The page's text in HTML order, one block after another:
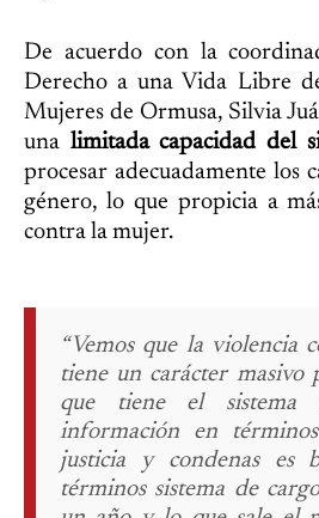
De acuerdo con la
Derecho a una Vida Libre
Mujeres de Ormusa, Silvia
una limitada capacidad del
procesar adecuadamente los
género, lo que propicia a
contra la mujer.
“Vemos que la violencia
tiene un carácter masivo
que tiene el sistema
información en
justicia y condenas es
términos sistema de